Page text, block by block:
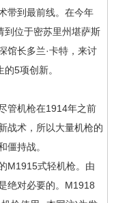
带到最前线。在今年
到位于密苏里州堪萨斯
馆长多兰·卡特，来讨
5项创新。
管机枪在1914年之前
战术，所以大量机枪的
僵持战。
M1915式轻机枪。由
绝对必要的。M1918